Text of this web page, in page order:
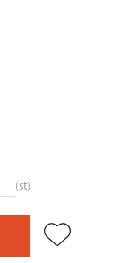
st
Lägg till i